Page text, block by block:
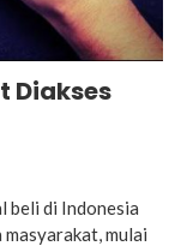
Diakses
beli di Indonesia
mulai